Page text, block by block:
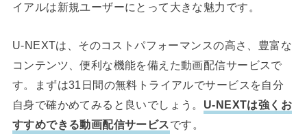
イアルは新規ユーザーにとって大きな魅力です。
U-NEXTは、そのコストパフォーマンスの高さ、豊富な
コンテンツ、便利な機能を備えた動画配信サービスで
す。まずは31日間の無料トライアルでサービスを自分
自身で確かめてみると良いでしょう。 U-NEXTは強くお
すすめできる動画配信サービスです。